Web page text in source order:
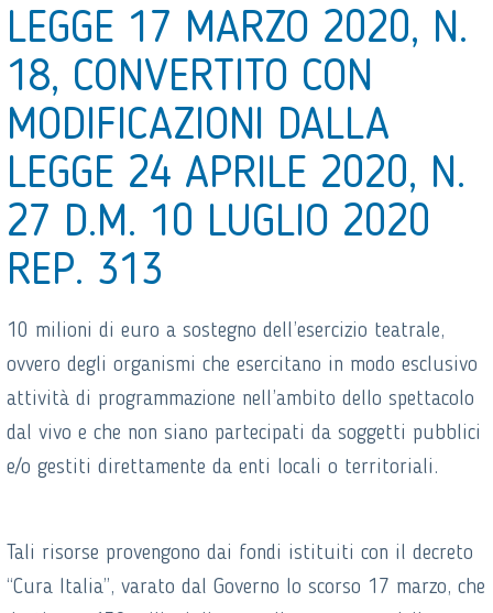
LEGGE 17 MARZO 2020, N.
18, CONVERTITO CON
MODIFICAZIONI DALLA
LEGGE 24 APRILE 2020, N.
27 D.M. 10 LUGLIO 2020
REP. 313
10 milioni di euro a sostegno dell’esercizio teatrale,
ovvero degli organismi che esercitano in modo esclusivo
attività di programmazione nell’ambito dello spettacolo
dal vivo e che non siano partecipati da soggetti pubblici
e/o gestiti direttamente da enti locali o territoriali.
Tali risorse provengono dai fondi istituiti con il decreto
“Cura Italia”, varato dal Governo lo scorso 17 marzo, che